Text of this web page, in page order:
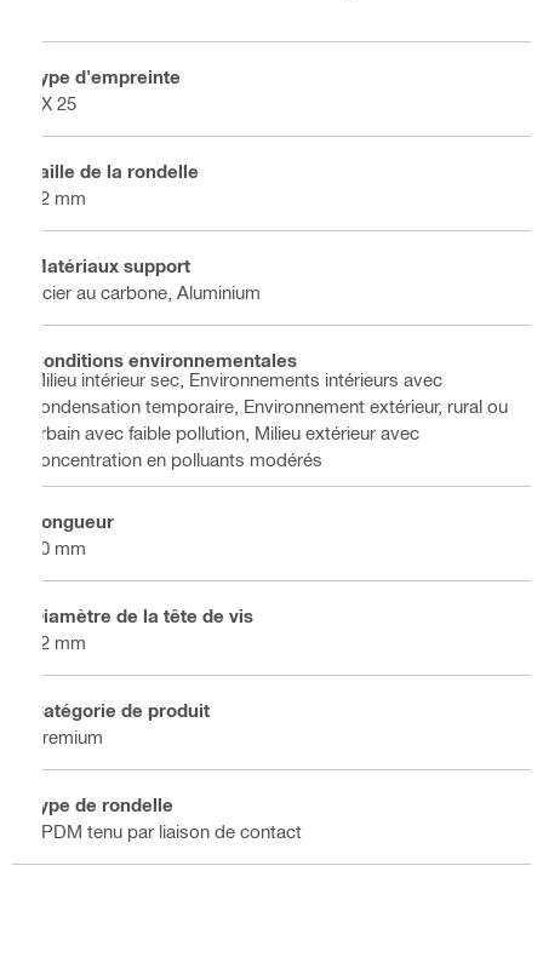
Type d'empreinte
TX 25
Taille de la rondelle
12 mm
Matériaux support
Acier au carbone, Aluminium
Conditions environnementales
Milieu intérieur sec, Environnements intérieurs avec
condensation temporaire, Environnement extérieur, rural ou
urbain avec faible pollution, Milieu extérieur avec
concentration en polluants modérés
Longueur
50 mm
Diamètre de la tête de vis
12 mm
Catégorie de produit
Premium
Type de rondelle
EPDM tenu par liaison de contact